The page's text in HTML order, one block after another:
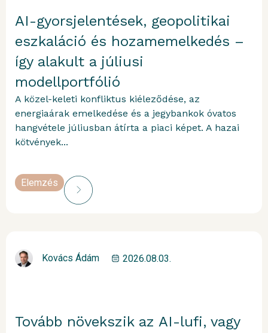
AI-gyorsjelentések, geopolitikai
eszkaláció és hozamemelkedés –
így alakult a júliusi
modellportfólió
A közel-keleti konfliktus kiéleződése, az
energiaárak emelkedése és a jegybankok óvatos
hangvétele júliusban átírta a piaci képet. A hazai
kötvények...
Elemzés
Kovács Ádám 2026.08.03.
Tovább növekszik az AI-lufi, vagy